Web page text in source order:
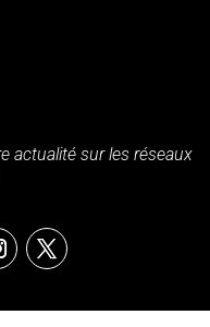
actualité sur les réseaux